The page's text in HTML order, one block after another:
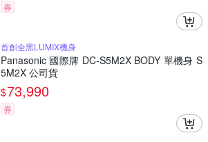
券
首創全黑LUMIX機身
Panasonic 國際牌 DC-S5M2X BODY 單機身 S
5M2X 公司貨
$73,990
券